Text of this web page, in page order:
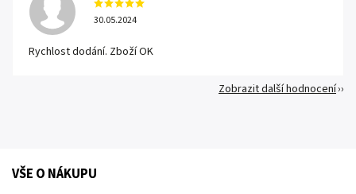
30.05.2024
Rychlost dodání. Zboží OK
Zobrazit další hodnocení
VŠE O NÁKUPU